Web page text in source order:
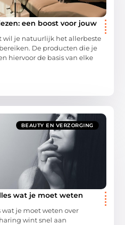
een boost voor jouw
wil je natuurlijk het allerbeste
De producten die je
hiervoor de basis van elke
BEAUTY EN VERZORGING
wat je moet weten
wat je moet weten over
wint snel aan